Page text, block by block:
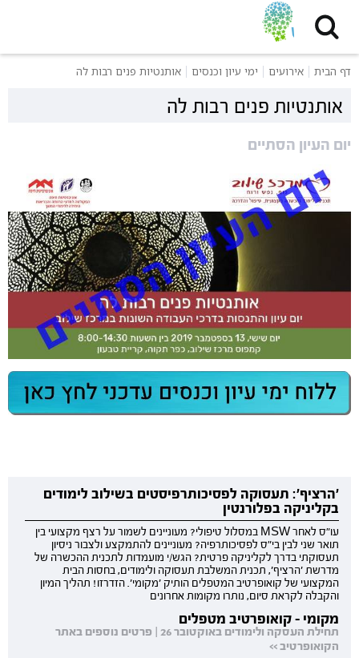
דף הבית אירועים ימי עיון וכנסים אותנטיות פנים רבות לה
אותנטיות פנים רבות לה
יום העיון הסתיים
'הרציף': תעסוקה לפסיכותרפיסטים בשילוב לימודים
בקליניקה בפלורנטין
עו"ס לאחר MSW במסלול טיפולי? מעוניינים לשמור על רצף מקצועי בין
תואר שני לבין בי"ס לפסיכותרפיה? מעוניינים להתמקצע ולצבור ניסיון
תעסוקתי בדרך לקליניקה פרטית? הגש/י מועמדות לתכנית ההכשרה של
מדרשת 'הרציף', תכנית המשלבת תעסוקה ולימודים, בחסות הבית
המקצועי של קואופרטיב המטפלים הותיק 'מקומי'. הזדרזו! תהליך המיון
והקבלה לקראת סיום, נותרו מקומות אחרונים
מקומי - קואופרטיב מטפלים
תחילת העסקה ולימודים באוקטובר 26 | פרטים נוספים באתר
הקואופרטיב >>